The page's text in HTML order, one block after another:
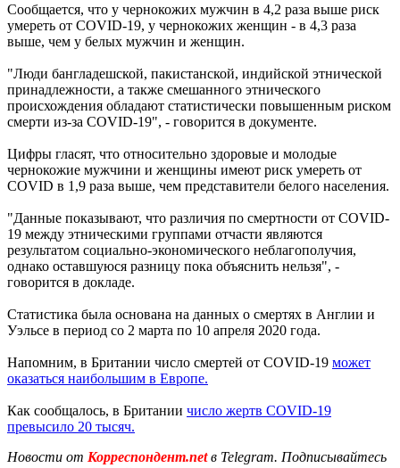
Сообщается, что у чернокожих мужчин в 4,2 раза выше риск
умереть от COVID-19, у чернокожих женщин - в 4,3 раза
выше, чем у белых мужчин и женщин.
"Люди бангладешской, пакистанской, индийской этнической
принадлежности, а также смешанного этнического
происхождения обладают статистически повышенным риском
смерти из-за COVID-19", - говорится в документе.
Цифры гласят, что относительно здоровые и молодые
чернокожие мужчини и женщины имеют риск умереть от
COVID в 1,9 раза выше, чем представители белого населения.
"Данные показывают, что различия по смертности от COVID-
19 между этническими группами отчасти являются
результатом социально-экономического неблагополучия,
однако оставшуюся разницу пока объяснить нельзя", -
говорится в докладе.
Статистика была основана на данных о смертях в Англии и
Уэльсе в период со 2 марта по 10 апреля 2020 года.
Напомним, в Британии число смертей от COVID-19 может
оказаться наибольшим в Европе.
Как сообщалось, в Британии число жертв COVID-19
превысило 20 тысяч.
Новости от Корреспондент.netв Telegram. Подписывайтесь